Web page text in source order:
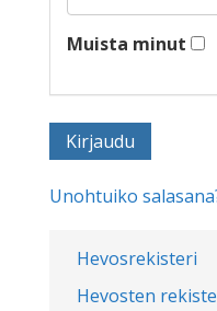
Hevosrekisteri
Hevosten
Muista minut
Unohtuiko